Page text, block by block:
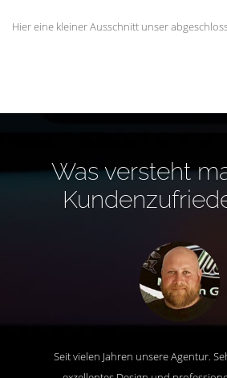
Hier eine kleiner Ausschnitt unser
Was versteht
Seit vielen Jahren unsere Agentur.